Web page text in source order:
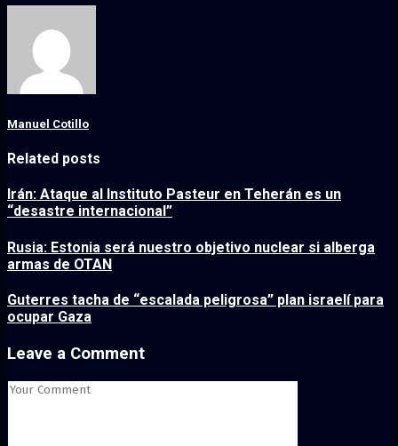
Manuel Cotillo
Related posts
Irán: Ataque al Instituto Pasteur en Teherán es un
“desastre internacional”
Rusia: Estonia será nuestro objetivo nuclear si alberga
armas de OTAN
Guterres tacha de “escalada peligrosa” plan israelí para
ocupar Gaza
Leave a Comment